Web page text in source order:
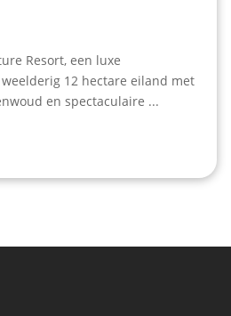
Resort, een luxe
12 hectare eiland met
en spectaculaire ...